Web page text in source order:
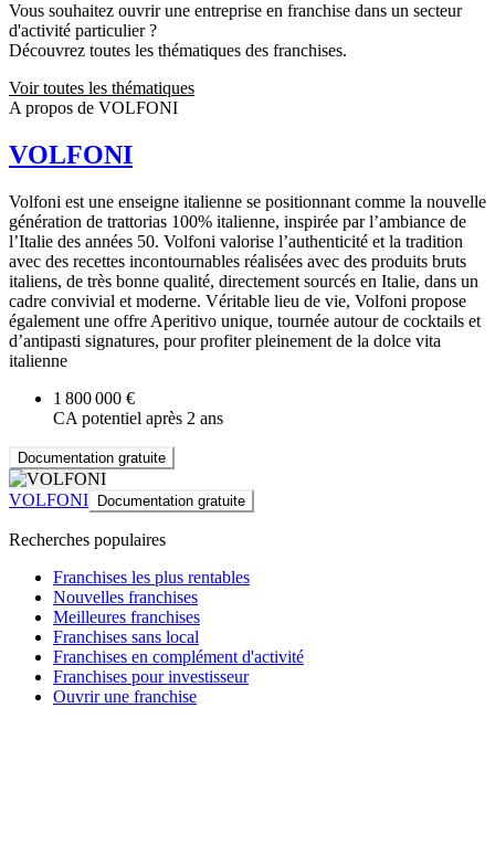
Vous souhaitez ouvrir une entreprise en franchise dans un secteur
d'activité particulier ?
Découvrez toutes les thématiques des franchises.
Voir toutes les thématiques
A propos de VOLFONI
VOLFONI
Volfoni est une enseigne italienne se positionnant comme la nouvelle
génération de trattorias 100% italienne, inspirée par l’ambiance de
l’Italie des années 50. Volfoni valorise l’authenticité et la tradition
avec des recettes incontournables réalisées avec des produits bruts
italiens, de très bonne qualité, directement sourcés en Italie, dans un
cadre convivial et moderne. Véritable lieu de vie, Volfoni propose
également une offre Aperitivo unique, tournée autour de cocktails et
d’antipasti signatures, pour profiter pleinement de la dolce vita
italienne
1 800 000 €
CA potentiel après 2 ans
Documentation gratuite
VOLFONI Documentation gratuite
Recherches populaires
Franchises les plus rentables
Nouvelles franchises
Meilleures franchises
Franchises sans local
Franchises en complément d'activité
Franchises pour investisseur
Ouvrir une franchise